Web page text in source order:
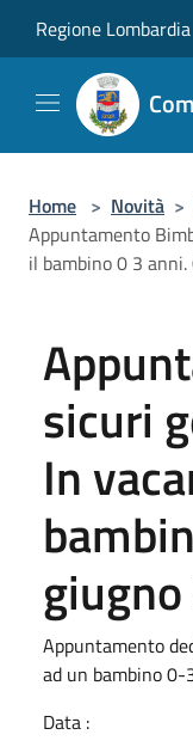
Regione Lombardia
Home > Novità >
Appuntamento
il bambino 0 3
sicuri
In
Appuntamento
ad un bambino 0-
Data :